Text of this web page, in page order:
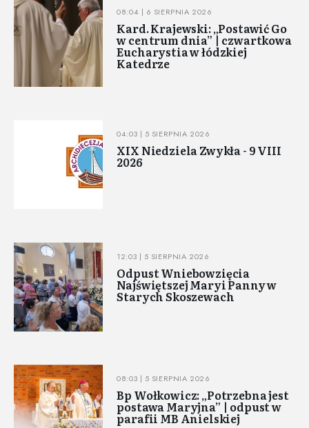
08:04 | 6 SIERPNIA 2026
Kard. Krajewski: „Postawić Go
w centrum dnia” | czwartkowa
Eucharystia w łódzkiej
Katedrze
04:03 | 5 SIERPNIA 2026
XIX Niedziela Zwykła - 9 VIII
2026
12:03 | 5 SIERPNIA 2026
Odpust Wniebowzięcia
Najświętszej Maryi Panny w
Starych Skoszewach
08:03 | 5 SIERPNIA 2026
Bp Wołkowicz: „Potrzebna jest
postawa Maryjna” | odpust w
parafii MB Anielskiej